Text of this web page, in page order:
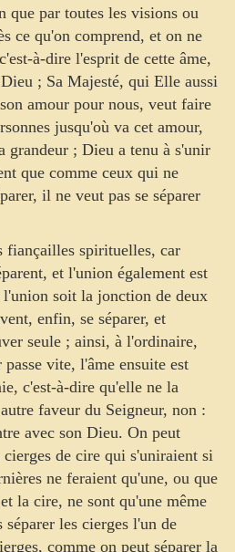
que par toutes les visions ou
ce qu'on comprend, et on ne
à-dire l'esprit de cette âme,
; Sa Majesté, qui Elle aussi
amour pour nous, veut faire
jusqu'où va cet amour,
grandeur ; Dieu a tenu à s'unir
que comme ceux qui ne
il ne veut pas se séparer
fiançailles spirituelles, car
et l'union également est
soit la jonction de deux
enfin, se séparer, et
seule ; ainsi, à l'ordinaire,
vite, l'âme ensuite est
c'est-à-dire qu'elle ne la
faveur du Seigneur, non :
avec son Dieu. On peut
de cire qui s'uniraient si
ne feraient qu'une, ou que
la cire, ne sont qu'une même
les cierges l'un de
comme on peut séparer la